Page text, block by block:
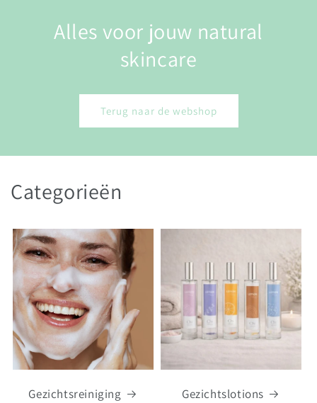
Alles voor jouw natural
skincare
Terug naar de webshop
Categorieën
Gezichtsreiniging Gezichtslotions